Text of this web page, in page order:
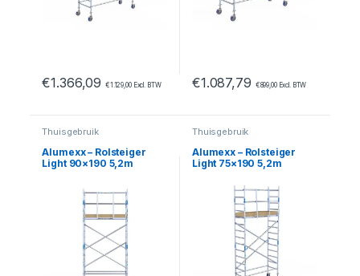
€1.366,09 €1.129,00Excl. BTW €1.087,79 €899,00Excl. BTW
Thuisgebruik
Alumexx – Rolsteiger
Light 90×190 5,2m
Thuisgebruik
Alumexx – Rolsteiger
Light 75×190 5,2m